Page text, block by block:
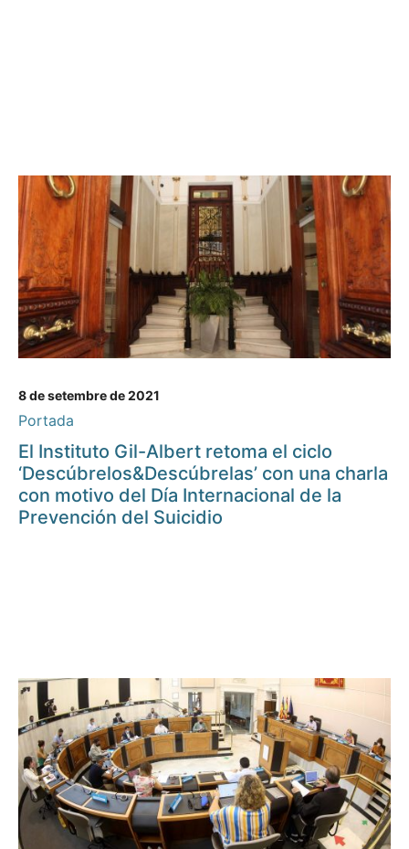
8 de setembre de 2021
Portada
El Instituto Gil-Albert retoma el ciclo
‘Descúbrelos&Descúbrelas’ con una charla
con motivo del Día Internacional de la
Prevención del Suicidio